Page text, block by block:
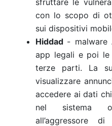
sfruttare le
con lo scopo di
sui dispositivi
Hiddad - malware
app legali e poi le
terze parti. La
visualizzare
accedere ai dati
nel sistema
all’aggressore